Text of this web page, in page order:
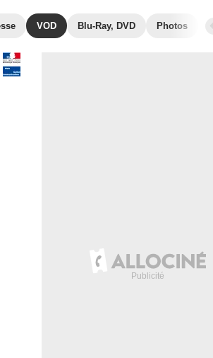
VOD Blu-Ray, DVD Photos